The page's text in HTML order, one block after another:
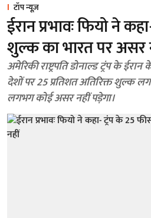
टॉप न्यूज़
ईरान प्रभावः फियो ने
शुल्क का भारत पर असर
अमेरिकी राष्ट्रपति डोनाल्ड ट्रंप के
देशों पर 25 प्रतिशत अतिरिक्त शुल्क
लगभग कोई असर नहीं पड़ेगा।